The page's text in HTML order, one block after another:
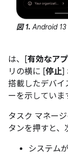
図 1. Android
は、[有効なア
リの横に [停止]
搭載したデバイ
ーを示していま
タスク マネー
タンを押すと、
システム